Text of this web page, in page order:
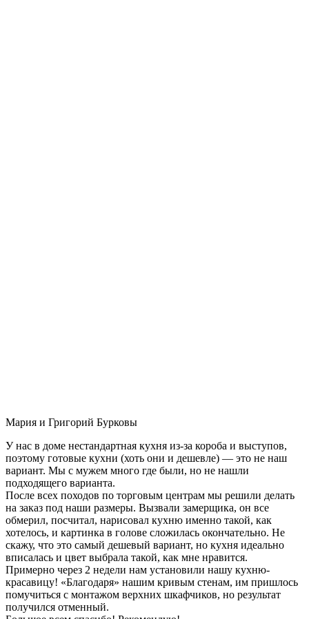
Мария и Григорий Бурковы
У нас в доме нестандартная кухня из-за короба и выступов,
поэтому готовые кухни (хоть они и дешевле) — это не наш
вариант. Мы с мужем много где были, но не нашли
подходящего варианта.
После всех походов по торговым центрам мы решили делать
на заказ под наши размеры. Вызвали замерщика, он все
обмерил, посчитал, нарисовал кухню именно такой, как
хотелось, и картинка в голове сложилась окончательно. Не
скажу, что это самый дешевый вариант, но кухня идеально
вписалась и цвет выбрала такой, как мне нравится.
Примерно через 2 недели нам установили нашу кухню-
красавицу! «Благодаря» нашим кривым стенам, им пришлось
помучиться с монтажом верхних шкафчиков, но результат
получился отменный.